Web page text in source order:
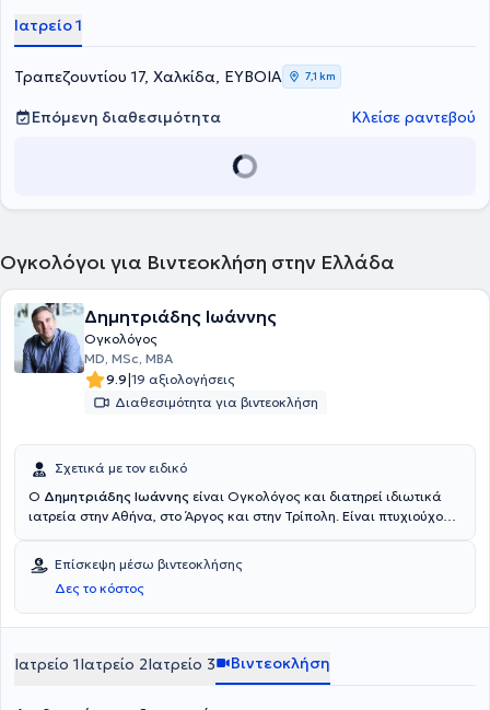
Ιατρείο 1
Τραπεζουντίου 17, Χαλκίδα, ΕΥΒΟΙΑ 7,1 km
Επόμενη διαθεσιμότητα Κλείσε ραντεβού
Ογκολόγοι για Βιντεοκλήση στην Ελλάδα
Δημητριάδης Ιωάννης
Ογκολόγος
MD, MSc, MBA
9.9|19 αξιολογήσεις
Διαθεσιμότητα για βιντεοκλήση
Σχετικά με τον ειδικό
Ο Δημητριάδης Ιωάννης είναι Ογκολόγος και διατηρεί ιδιωτικά
ιατρεία στην Αθήνα, στο Άργος και στην Τρίπολη. Είναι πτυχιούχος
Πατρών και ειδικεύτηκε στην Παθολογία, στην Παθολογική Κλινική
του Γενικού Νοσοκομείου Άργους. Στη συνέχεια ειδικεύτηκε στην
Αιματολογία, στο Αιματολογικό Τμήμα του Γενικού Νοσοκομείου
Αθηνών "Αλεξάνδρα" και στην Παθολογική Ογκολογία, στην
στην Ογκολογική - Αιματολογική Μονάδα της Θεραπευτικής
Κλινικής του Γενικού Νοσοκομείου Αθηνών "Αλεξάνδρα". Επιπλέον,
Επίσκεψη μέσω βιντεοκλήσης
Δες το κόστος
Ιατρείο 1Ιατρείο 2Ιατρείο 3 Βιντεοκλήση